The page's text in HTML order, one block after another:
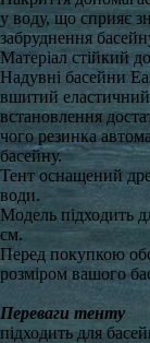
у воду, що сприяє
забруднення
Матеріал стійкий
Надувні басейни
вшитий
встановлення
чого резинка
басейну.
Тент оснащений
води.
Модель підходить
см.
Перед покупкою
розміром вашого
Переваги тенту
підходить для